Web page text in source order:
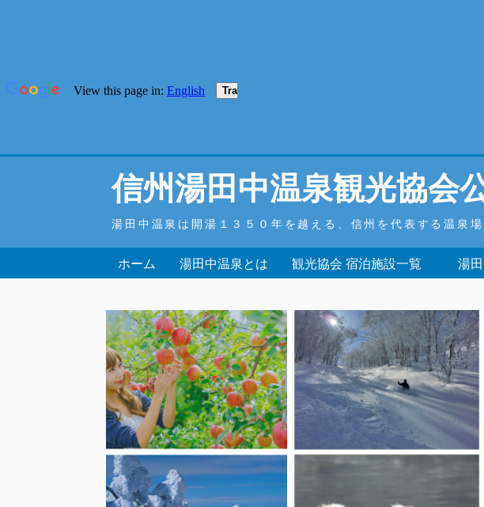
信州湯田中温泉観光協会
湯田中温泉は開湯１３５０年を越える、信州を代表する温泉
ホーム 湯田中温泉とは 観光協会 宿泊施設一覧 湯